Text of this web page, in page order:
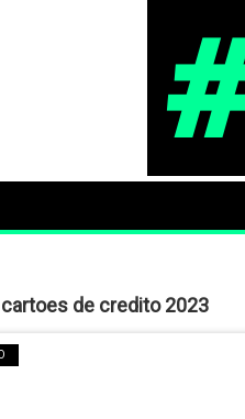
de credito 2023